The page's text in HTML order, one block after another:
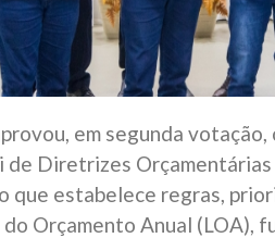
em segunda
de Diretrizes
que estabelece regras,
Orçamento Anual (LOA),